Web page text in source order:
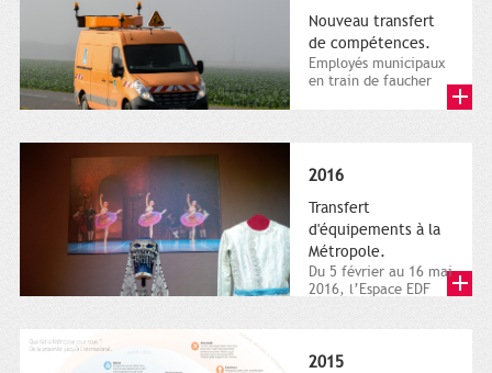
Nouveau transfert
de compétences.
Employés municipaux
en train de faucher
2016
Transfert
d'équipements à la
Métropole.
Du 5 février au 16 mai
2016, l’Espace EDF
2015